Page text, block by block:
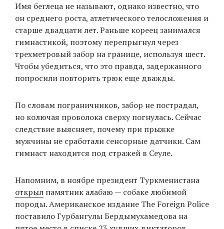
Имя беглеца не называют, однако известно, что
он среднего роста, атлетического телосложения и
старше двадцати лет. Раньше кореец занимался
гимнастикой, поэтому перепрыгнул через
трехметровый забор на границе, используя шест.
Чтобы убедиться, что это правда, задержанного
попросили повторить трюк еще дважды.
По словам пограничников, забор не пострадал,
но колючая проволока сверху погнулась. Сейчас
следствие выясняет, почему при прыжке
мужчины не сработали сенсорные датчики. Сам
гимнаст находится под стражей в Сеуле.
Напомним, в ноябре президент Туркменистана
открыл памятник алабаю — собаке любимой
породы. Американское издание The Foreign Police
поставило Гурбангулы Бердымухамедова на